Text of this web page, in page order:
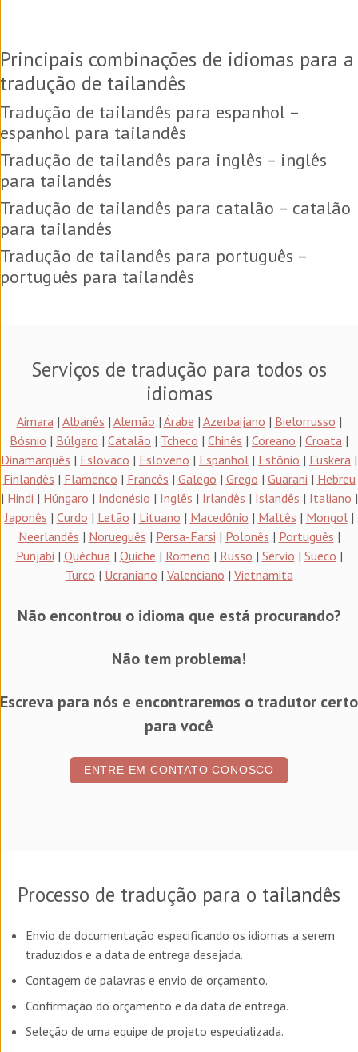
Principais combinações de idiomas para a
tradução de tailandês
Tradução de tailandês para espanhol –
espanhol para tailandês
Tradução de tailandês para inglês – inglês
para tailandês
Tradução de tailandês para catalão – catalão
para tailandês
Tradução de tailandês para português –
português para tailandês
Serviços de tradução para todos os
idiomas
Aimara| Albanês | Alemão | Árabe | Azerbaijano | Bielorrusso |
Bósnio | Búlgaro | Catalão | Tcheco | Chinês | Coreano | Croata |
Dinamarquês | Eslovaco | Esloveno | Espanhol | Estônio | Euskera |
Finlandês | Flamenco | Francês | Galego | Grego | Guarani | Hebreu
| Hindi | Húngaro | Indonésio | Inglês | Irlandês | Islandês | Italiano |
Japonês | Curdo | Letão | Lituano | Macedônio | Maltês | Mongol|
Neerlandês | Norueguês | Persa-Farsi | Polonês | Português |
Punjabi | Quéchua| Quiché | Romeno | Russo | Sérvio | Sueco |
Turco | Ucraniano | Valenciano | Vietnamita
Não encontrou o idioma que está procurando?
Não tem problema!
Escreva para nós e encontraremos o tradutor certo
para você
ENTRE EM CONTATO CONOSCO
Processo de tradução para o tailandês
Envio de documentação especificando os idiomas a serem
traduzidos e a data de entrega desejada.
Contagem de palavras e envio de orçamento.
Confirmação do orçamento e da data de entrega.
Seleção de uma equipe de projeto especializada.